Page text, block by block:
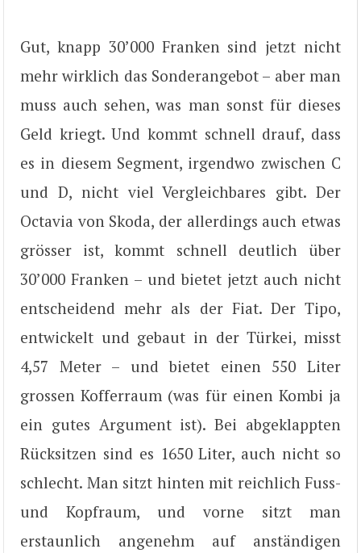
Gut, knapp 30’000 Franken sind jetzt nicht
mehr wirklich das Sonderangebot – aber man
muss auch sehen, was man sonst für dieses
Geld kriegt. Und kommt schnell drauf, dass
es in diesem Segment, irgendwo zwischen C
und D, nicht viel Vergleichbares gibt. Der
Octavia von Skoda, der allerdings auch etwas
grösser ist, kommt schnell deutlich über
30’000 Franken – und bietet jetzt auch nicht
entscheidend mehr als der Fiat. Der Tipo,
entwickelt und gebaut in der Türkei, misst
4,57 Meter – und bietet einen 550 Liter
grossen Kofferraum (was für einen Kombi ja
ein gutes Argument ist). Bei abgeklappten
Rücksitzen sind es 1650 Liter, auch nicht so
schlecht. Man sitzt hinten mit reichlich Fuss-
und Kopfraum, und vorne sitzt man
erstaunlich angenehm auf anständigen